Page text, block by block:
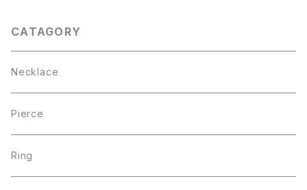
CATAGORY
Necklace
Pierce
Ring